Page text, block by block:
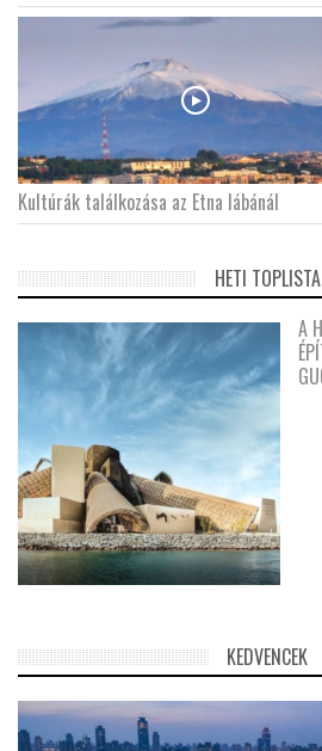
Kultúrák találkozása az Etna lábánál
HETI TOPLISTA
A
KEDVENCEK